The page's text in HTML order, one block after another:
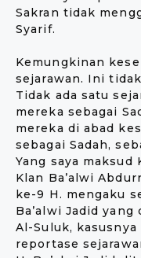
Sakran tidak
Syarif.
Kemungkinan
sejarawan. Ini
Tidak ada satu
mereka sebagai
mereka di abad
sebagai Sadah,
Yang saya maksud
Klan Ba’alwi
ke-9 H. mengaku
Ba’alwi Jadid
Al-Suluk,
reportase